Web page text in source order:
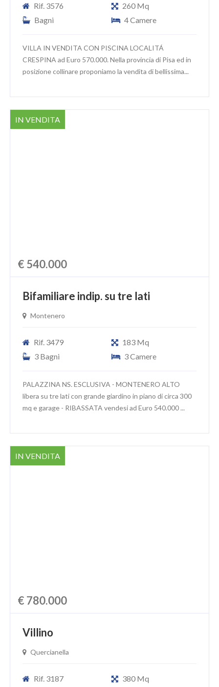
Rif. 3576
260 Mq
Bagni
4 Camere
VILLA IN VENDITA CON PISCINA LOCALITÁ
CRESPINA ad Euro 570.000. Nella provincia di Pisa ed in
posizione collinare proponiamo la vendita di bellissima...
IN VENDITA
€ 540.000
Bifamiliare indip. su tre lati
Montenero
Rif. 3479
183 Mq
3 Bagni
3 Camere
PALAZZINA NS. ESCLUSIVA - MONTENERO ALTO
libera su tre lati con grande giardino in piano di circa 300
mq e garage - RIBASSATA vendesi ad Euro 540.000 ...
IN VENDITA
€ 780.000
Villino
Quercianella
Rif. 3187
380 Mq